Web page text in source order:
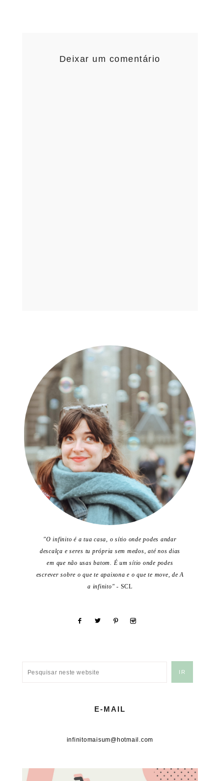
Deixar um comentário
"O infinito é a tua casa, o sítio onde podes andar
descalça e seres tu própria sem medos, até nos dias
em que não usas batom. É um sítio onde podes
escrever sobre o que te apaixona e o que te move, de A
a infinito"- SCL
E-MAIL
infinitomaisum@hotmail.com